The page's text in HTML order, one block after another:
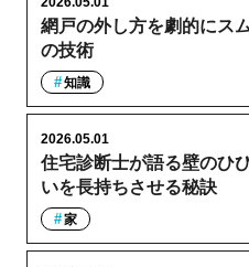
網戸の外し方を劇的にス
の技術
知識
住宅診断士が語る壁のひ
いを長持ちさせる秘訣
2026.05.01
家